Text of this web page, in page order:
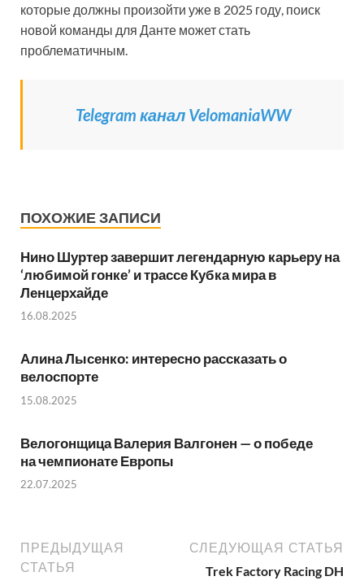
которые должны произойти уже в 2025 году, поиск
новой команды для Данте может стать
проблематичным.
Telegram канал VelomaniaWW
ПОХОЖИЕ ЗАПИСИ
Нино Шуртер завершит легендарную карьеру на
‘любимой гонке’ и трассе Кубка мира в
Ленцерхайде
16.08.2025
Алина Лысенко: интересно рассказать о
велоспорте
15.08.2025
Велогонщица Валерия Валгонен — о победе
на чемпионате Европы
22.07.2025
ПРЕДЫДУЩАЯ
СТАТЬЯ
СЛЕДУЮЩАЯ СТАТЬЯ
Trek Factory Racing DH